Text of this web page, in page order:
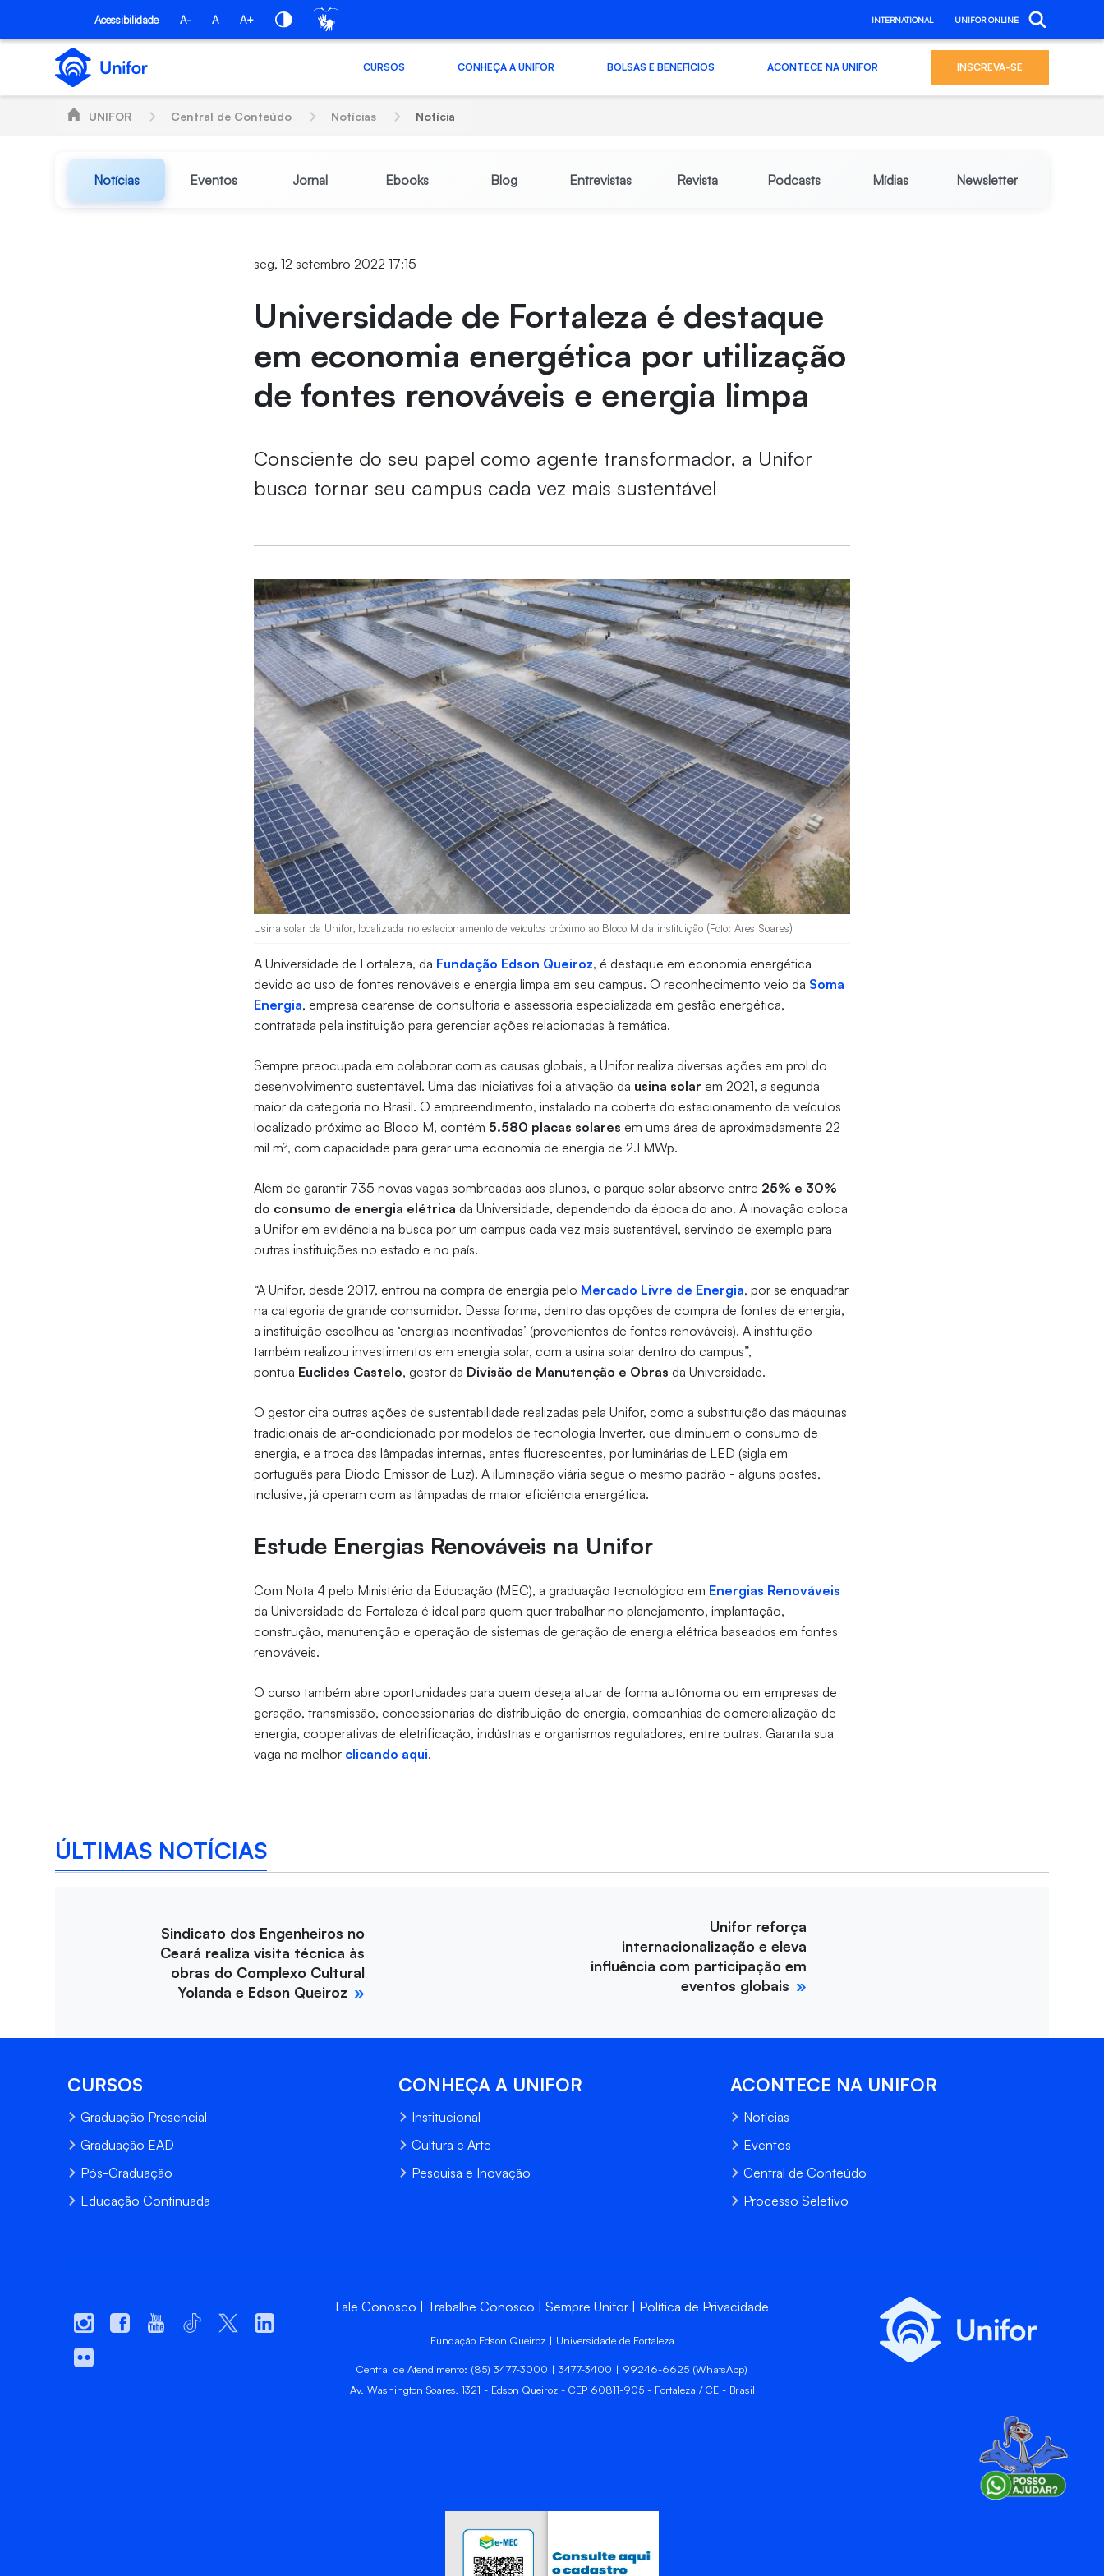
Pular para o Conteúdo principal
Acessibilidade A- A A+ INTERNATIONAL UNIFOR ONLINE
CURSOS CONHEÇA A UNIFOR BOLSAS E BENEFÍCIOS ACONTECE NA UNIFOR INSCREVA-SE
UNIFOR Central de Conteúdo Notícias Notícia
Notícias Eventos Jornal Ebooks Blog Entrevistas Revista Podcasts Mídias Newsletter
seg, 12 setembro 2022 17:15
Universidade de Fortaleza é destaque
em economia energética por utilização
de fontes renováveis e energia limpa
Consciente do seu papel como agente transformador, a Unifor
busca tornar seu campus cada vez mais sustentável
Usina solar da Unifor, localizada no estacionamento de veículos próximo ao Bloco M da instituição (Foto: Ares Soares)
A Universidade de Fortaleza, da Fundação Edson Queiroz, é destaque em economia energética
devido ao uso de fontes renováveis e energia limpa em seu campus. O reconhecimento veio da Soma
Energia, empresa cearense de consultoria e assessoria especializada em gestão energética,
contratada pela instituição para gerenciar ações relacionadas à temática.
Sempre preocupada em colaborar com as causas globais, a Unifor realiza diversas ações em prol do
desenvolvimento sustentável. Uma das iniciativas foi a ativação da usina solar em 2021, a segunda
maior da categoria no Brasil. O empreendimento, instalado na coberta do estacionamento de veículos
localizado próximo ao Bloco M, contém 5.580 placas solares em uma área de aproximadamente 22
mil m², com capacidade para gerar uma economia de energia de 2.1 MWp.
Além de garantir 735 novas vagas sombreadas aos alunos, o parque solar absorve entre 25% e 30%
do consumo de energia elétrica da Universidade, dependendo da época do ano. A inovação coloca
a Unifor em evidência na busca por um campus cada vez mais sustentável, servindo de exemplo para
outras instituições no estado e no país.
“A Unifor, desde 2017, entrou na compra de energia pelo Mercado Livre de Energia, por se enquadrar
na categoria de grande consumidor. Dessa forma, dentro das opções de compra de fontes de energia,
a instituição escolheu as ‘energias incentivadas’ (provenientes de fontes renováveis). A instituição
também realizou investimentos em energia solar, com a usina solar dentro do campus”,
pontua Euclides Castelo, gestor da Divisão de Manutenção e Obras da Universidade.
O gestor cita outras ações de sustentabilidade realizadas pela Unifor, como a substituição das máquinas
tradicionais de ar-condicionado por modelos de tecnologia Inverter, que diminuem o consumo de
energia, e a troca das lâmpadas internas, antes fluorescentes, por luminárias de LED (sigla em
português para Diodo Emissor de Luz). A iluminação viária segue o mesmo padrão - alguns postes,
inclusive, já operam com as lâmpadas de maior eficiência energética.
Estude Energias Renováveis na Unifor
Com Nota 4 pelo Ministério da Educação (MEC), a graduação tecnológico em Energias Renováveis
da Universidade de Fortaleza é ideal para quem quer trabalhar no planejamento, implantação,
construção, manutenção e operação de sistemas de geração de energia elétrica baseados em fontes
renováveis.
O curso também abre oportunidades para quem deseja atuar de forma autônoma ou em empresas de
geração, transmissão, concessionárias de distribuição de energia, companhias de comercialização de
energia, cooperativas de eletrificação, indústrias e organismos reguladores, entre outras. Garanta sua
vaga na melhor clicando aqui.
ÚLTIMAS NOTÍCIAS
Sindicato dos Engenheiros no
Ceará realiza visita técnica às
obras do Complexo Cultural
Yolanda e Edson Queiroz
Unifor reforça
internacionalização e eleva
influência com participação em
eventos globais
CURSOS
Graduação Presencial
Graduação EAD
Pós-Graduação
Educação Continuada
CONHEÇA A UNIFOR
Institucional
Cultura e Arte
Pesquisa e Inovação
ACONTECE NA UNIFOR
Notícias
Eventos
Central de Conteúdo
Processo Seletivo
Fale Conosco Trabalhe Conosco Sempre Unifor Política de Privacidade
Fundação Edson Queiroz | Universidade de Fortaleza
Central de Atendimento: (85) 3477-3000 | 3477-3400 | 99246-6625 (WhatsApp)
Av. Washington Soares, 1321 - Edson Queiroz - CEP 60811-905 - Fortaleza / CE - Brasil